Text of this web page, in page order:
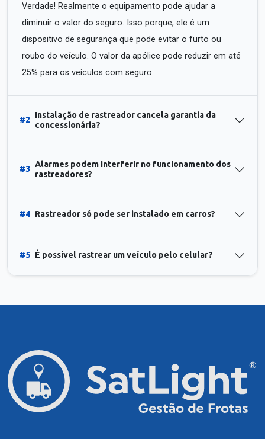
Verdade! Realmente o equipamento pode ajudar a
diminuir o valor do seguro. Isso porque, ele é um
dispositivo de segurança que pode evitar o furto ou
roubo do veículo. O valor da apólice pode reduzir em até
25% para os veículos com seguro.
#2
Instalação de rastreador cancela garantia da
concessionária?
#3
Alarmes podem interferir no funcionamento dos
rastreadores?
#4 Rastreador só pode ser instalado em carros?
#5 É possível rastrear um veículo pelo celular?